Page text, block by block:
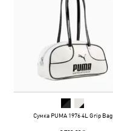
Сумка PUMA 1976 4L Grip Bag